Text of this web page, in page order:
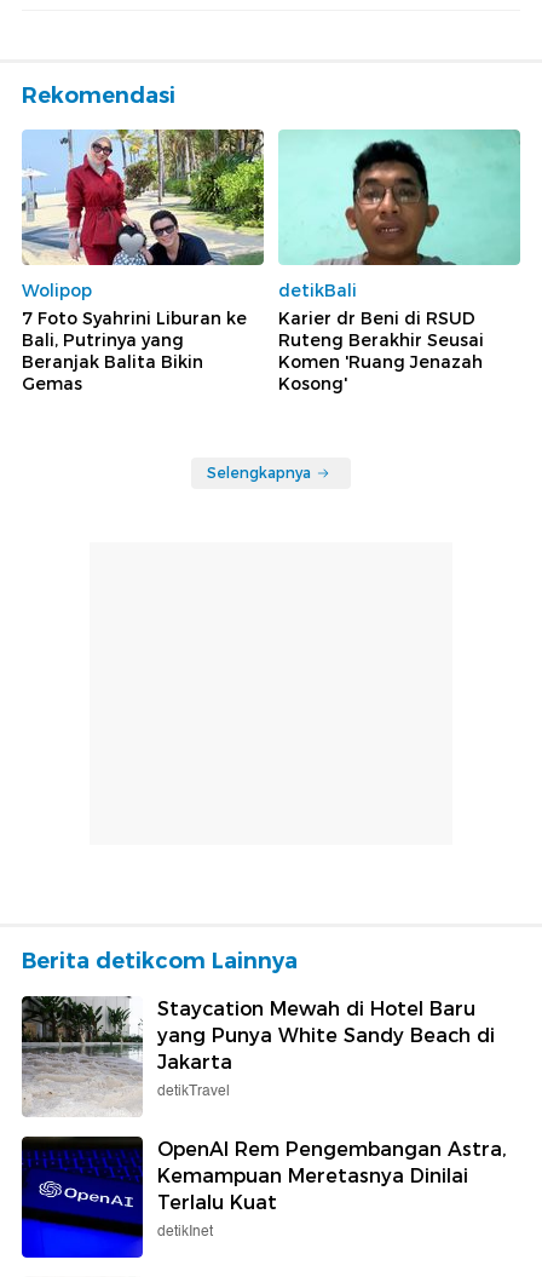
Rekomendasi
Wolipop
7 Foto Syahrini Liburan ke
Bali, Putrinya yang
Beranjak Balita Bikin
Gemas
detikBali
Karier dr Beni di RSUD
Ruteng Berakhir Seusai
Komen 'Ruang Jenazah
Kosong'
Selengkapnya
Berita detikcom Lainnya
Staycation Mewah di Hotel Baru
yang Punya White Sandy Beach di
Jakarta
detikTravel
OpenAI Rem Pengembangan Astra,
Kemampuan Meretasnya Dinilai
Terlalu Kuat
detikInet